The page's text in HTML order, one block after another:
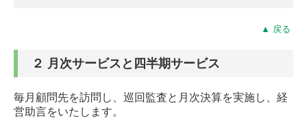
▲ 戻る
２ 月次サービスと四半期サービス
毎月顧問先を訪問し、巡回監査と月次決算を実施し、経
営助言をいたします。